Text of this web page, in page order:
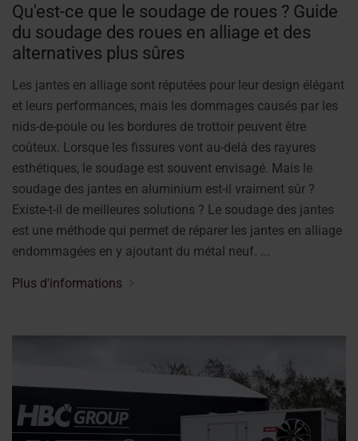
Qu'est-ce que le soudage de roues ? Guide
du soudage des roues en alliage et des
alternatives plus sûres
Les jantes en alliage sont réputées pour leur design élégant
et leurs performances, mais les dommages causés par les
nids-de-poule ou les bordures de trottoir peuvent être
coûteux. Lorsque les fissures vont au-delà des rayures
esthétiques, le soudage est souvent envisagé. Mais le
soudage des jantes en aluminium est-il vraiment sûr ?
Existe-t-il de meilleures solutions ? Le soudage des jantes
est une méthode qui permet de réparer les jantes en alliage
endommagées en y ajoutant du métal neuf. ...
Plus d'informations